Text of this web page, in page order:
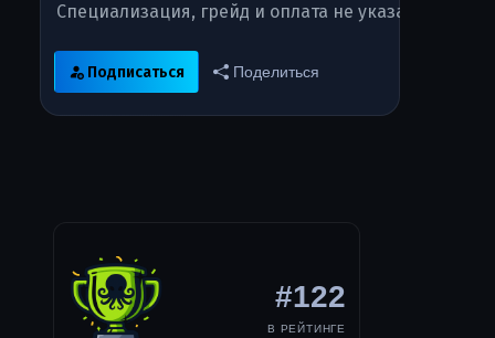
Специализация, грейд и оплата не указаны
Подписаться Поделиться
#122
В РЕЙТИНГЕ